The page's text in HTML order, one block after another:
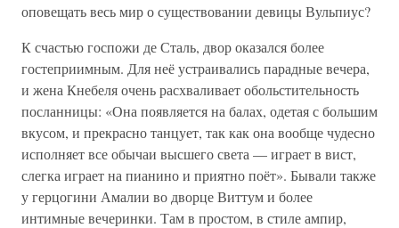
оповещать весь мир о существовании девицы Вульпиус?
К счастью госпожи де Сталь, двор оказался более
гостеприимным. Для неё устраивались парадные вечера,
и жена Кнебеля очень расхваливает обольстительность
посланницы: «Она появляется на балах, одетая с большим
вкусом, и прекрасно танцует, так как она вообще чудесно
исполняет все обычаи высшего света — играет в вист,
слегка играет на пианино и приятно поёт». Бывали также
у герцогини Амалии во дворце Виттум и более
интимные вечеринки. Там в простом, в стиле ампир,